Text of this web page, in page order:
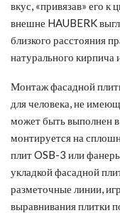
вкус, «привязав» его к
внешне HAUBERK
близкого расстояния
натурального кирпича
Монтаж фасадной
для человека, не
может быть выполнен
монтируется на
плит OSB-3 или
укладкой фасадной
разметочные линии,
выравнивания плитки